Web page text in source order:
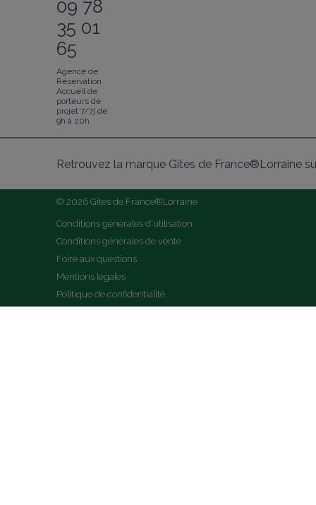
09 78
35 01
65
Agence de
Réservation
Accueil de
porteurs de
projet 7/7j de
9h à 20h
Retrouvez la marque Gîtes de France®Lorraine
© 2026 Gîtes de France®Lorraine
Conditions générales d'utilisation
Conditions générales de vente
Foire aux questions
Mentions légales
Politique de confidentialité